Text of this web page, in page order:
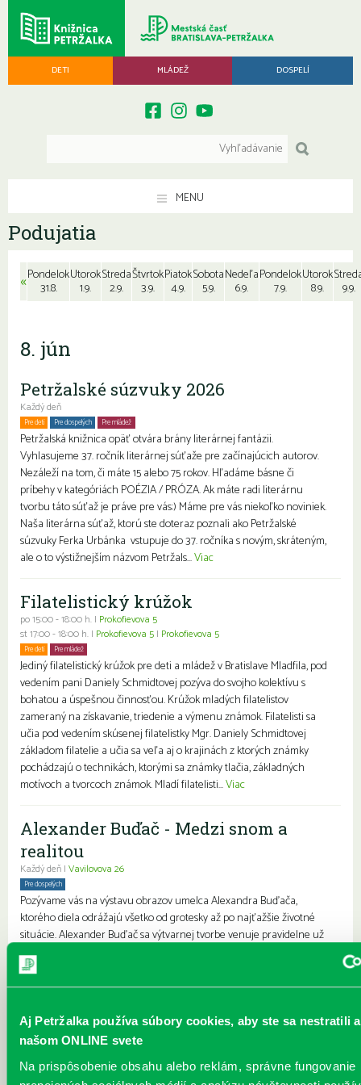
Aj Petržalka používa súbory cookies, aby ste sa nestratili
našom ONLINE svete
Na prispôsobenie obsahu alebo reklám, správne fungovanie
DETI MLÁDEŽ DOSPELÍ
MENU
Podujatia
«Pondelok
31.8.
Utorok
1.9.
Streda
2.9.
Štvrtok
3.9.
Piatok
4.9.
Sobota
5.9.
Nedeľa
6.9.
Pondelok
7.9.
Utorok
8.9. 9.9.
8. jún
Petržalské súzvuky 2026
Každý deň
Pre deti Pre dospelých Pre mládež
Petržalská knižnica opäť otvára brány literárnej fantázii.
Vyhlasujeme 37. ročník literárnej súťaže pre začínajúcich autorov.
Nezáleží na tom, či máte 15 alebo 75 rokov. Hľadáme básne či
príbehy v kategóriách POÉZIA / PRÓZA. Ak máte radi literárnu
tvorbu táto súťaž je práve pre vás:) Máme pre vás niekoľko noviniek.
Naša literárna súťaž, ktorú ste doteraz poznali ako Petržalské
súzvuky Ferka Urbánka vstupuje do 37. ročníka s novým, skráteným,
ale o to výstižnejším názvom Petržals...Viac
Filatelistický krúžok
po 15:00 - 18:00 h. | Prokofievova 5
st 17:00 - 18:00 h. | Prokofievova 5 | Prokofievova 5
Pre deti Pre mládež
Jediný filatelistický krúžok pre deti a mládež v Bratislave Mladfila, pod
vedením pani Daniely Schmidtovej pozýva do svojho kolektívu s
bohatou a úspešnou činnosťou. Krúžok mladých filatelistov
zameraný na získavanie, triedenie a výmenu známok. Filatelisti sa
učia pod vedením skúsenej filatelistky Mgr. Daniely Schmidtovej
základom filatelie a učia sa veľa aj o krajinách z ktorých známky
pochádzajú o technikách, ktorými sa známky tlačia, základných
motívoch a tvorcoch známok. Mladí filatelisti...Viac
Alexander Buďač - Medzi snom a
realitou
Každý deň | Vavilovova 26
Pre dospelých
Pozývame vás na výstavu obrazov umelca Alexandra Buďača,
ktorého diela odrážajú všetko od grotesky až po najťažšie životné
situácie. Alexander Buďač sa výtvarnej tvorbe venuje pravidelne už
viac ako tridsaťpäť rokov. Svoj záujem sústreďuje predovšetkým
unikátnej grafike a perokresbe. Predstavuje rozprávkový,
surrealistický svet snov. Kostýmovanými postavami sa snaží
ktorou žije alebo pracuje. Medzi jeho ľudskými postavami mo...Viac
JÚN v knižnici